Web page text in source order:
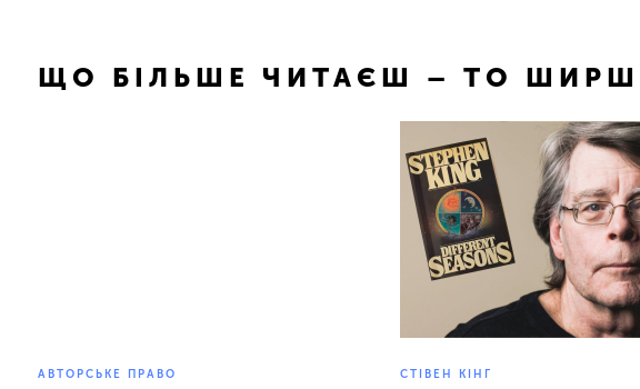
ЩО БІЛЬШЕ ЧИТАЄШ – ТО
АВТОРСЬКЕ ПРАВО СТІВЕН КІНГ